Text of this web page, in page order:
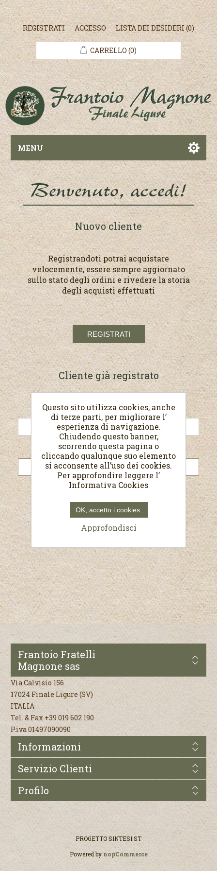
REGISTRATI ACCESSO LISTA DEI DESIDERI(0)
CARRELLO (0)
MENU
Benvenuto, accedi!
Nuovo cliente
Registrandoti potrai acquistare
velocemente, essere sempre aggiornato
sullo stato degli ordini e rivedere la storia
degli acquisti effettuati
Cliente già registrato
E-mail:
Password:
Frantoio Fratelli
Magnone sas
Via Calvisio 156
17024 Finale Ligure (SV)
ITALIA
Tel. & Fax +39 019 602 190
P.iva 01497090090
Informazioni
Servizio Clienti
Profilo
PROGETTOSINTESI.ST
Powered by nopCommerce
Questo sito utilizza cookies, anche
di terze parti, per migliorare l’
esperienza di navigazione.
Chiudendo questo banner,
scorrendo questa pagina o
cliccando qualunque suo elemento
si acconsente all’uso dei cookies.
Per approfondire leggere l’
Informativa Cookies
OK, accetto i cookies.
Approfondisci